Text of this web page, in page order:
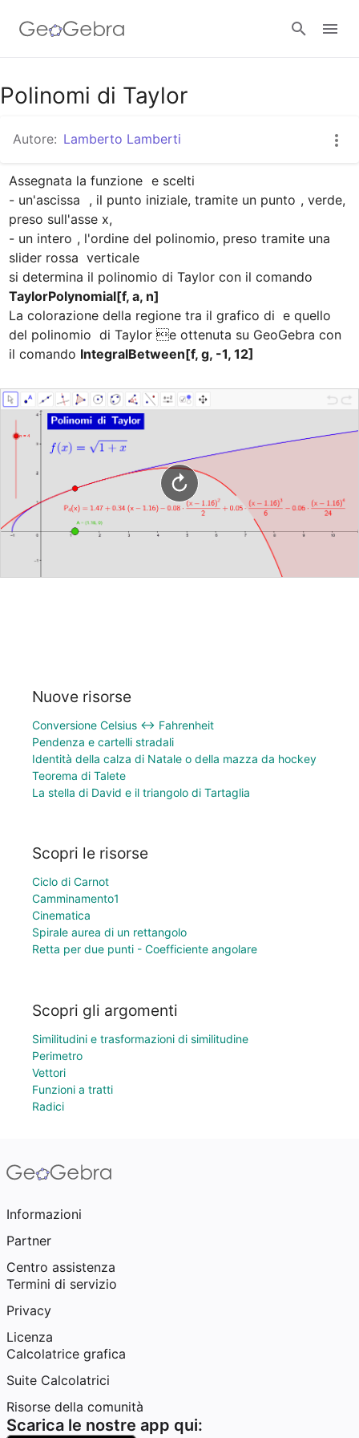
Google Classroom
GeoGebra Classroom
Accedi
Polinomi di Taylor
Autore: Lamberto Lamberti
Assegnata la funzione e scelti
- un'ascissa
, il punto iniziale, tramite un punto , verde,
preso sull'asse x,
- un intero , l'ordine del polinomio, preso tramite una
slider rossa  verticale
TaylorPolynomial[f, a, n]
La colorazione della regione tra il grafico di  e quello
del polinomio  di Taylor e ottenuta su GeoGebra con
il comando IntegralBetween[f, g, -1, 12]
Nuove risorse
Conversione Celsius ↔ Fahrenheit
Pendenza e cartelli stradali
Identità della calza di Natale o della mazza da hockey
Teorema di Talete
La stella di David e il triangolo di Tartaglia
Scopri le risorse
Ciclo di Carnot
Camminamento1
Cinematica
Spirale aurea di un rettangolo
Retta per due punti - Coefficiente angolare
Scopri gli argomenti
Similitudini e trasformazioni di similitudine
Perimetro
Vettori
Funzioni a tratti
Radici
Informazioni
Partner
Centro assistenza
Termini di servizio
Privacy
Licenza
Calcolatrice grafica
Suite Calcolatrici
Risorse della comunità
Scarica le nostre app qui: